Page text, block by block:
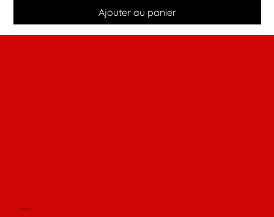
Ajouter au panier
INFOS